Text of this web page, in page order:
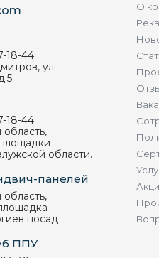
18-44
ул.
18-44
область,
области.
панелей
область,
посад
ППУ
О